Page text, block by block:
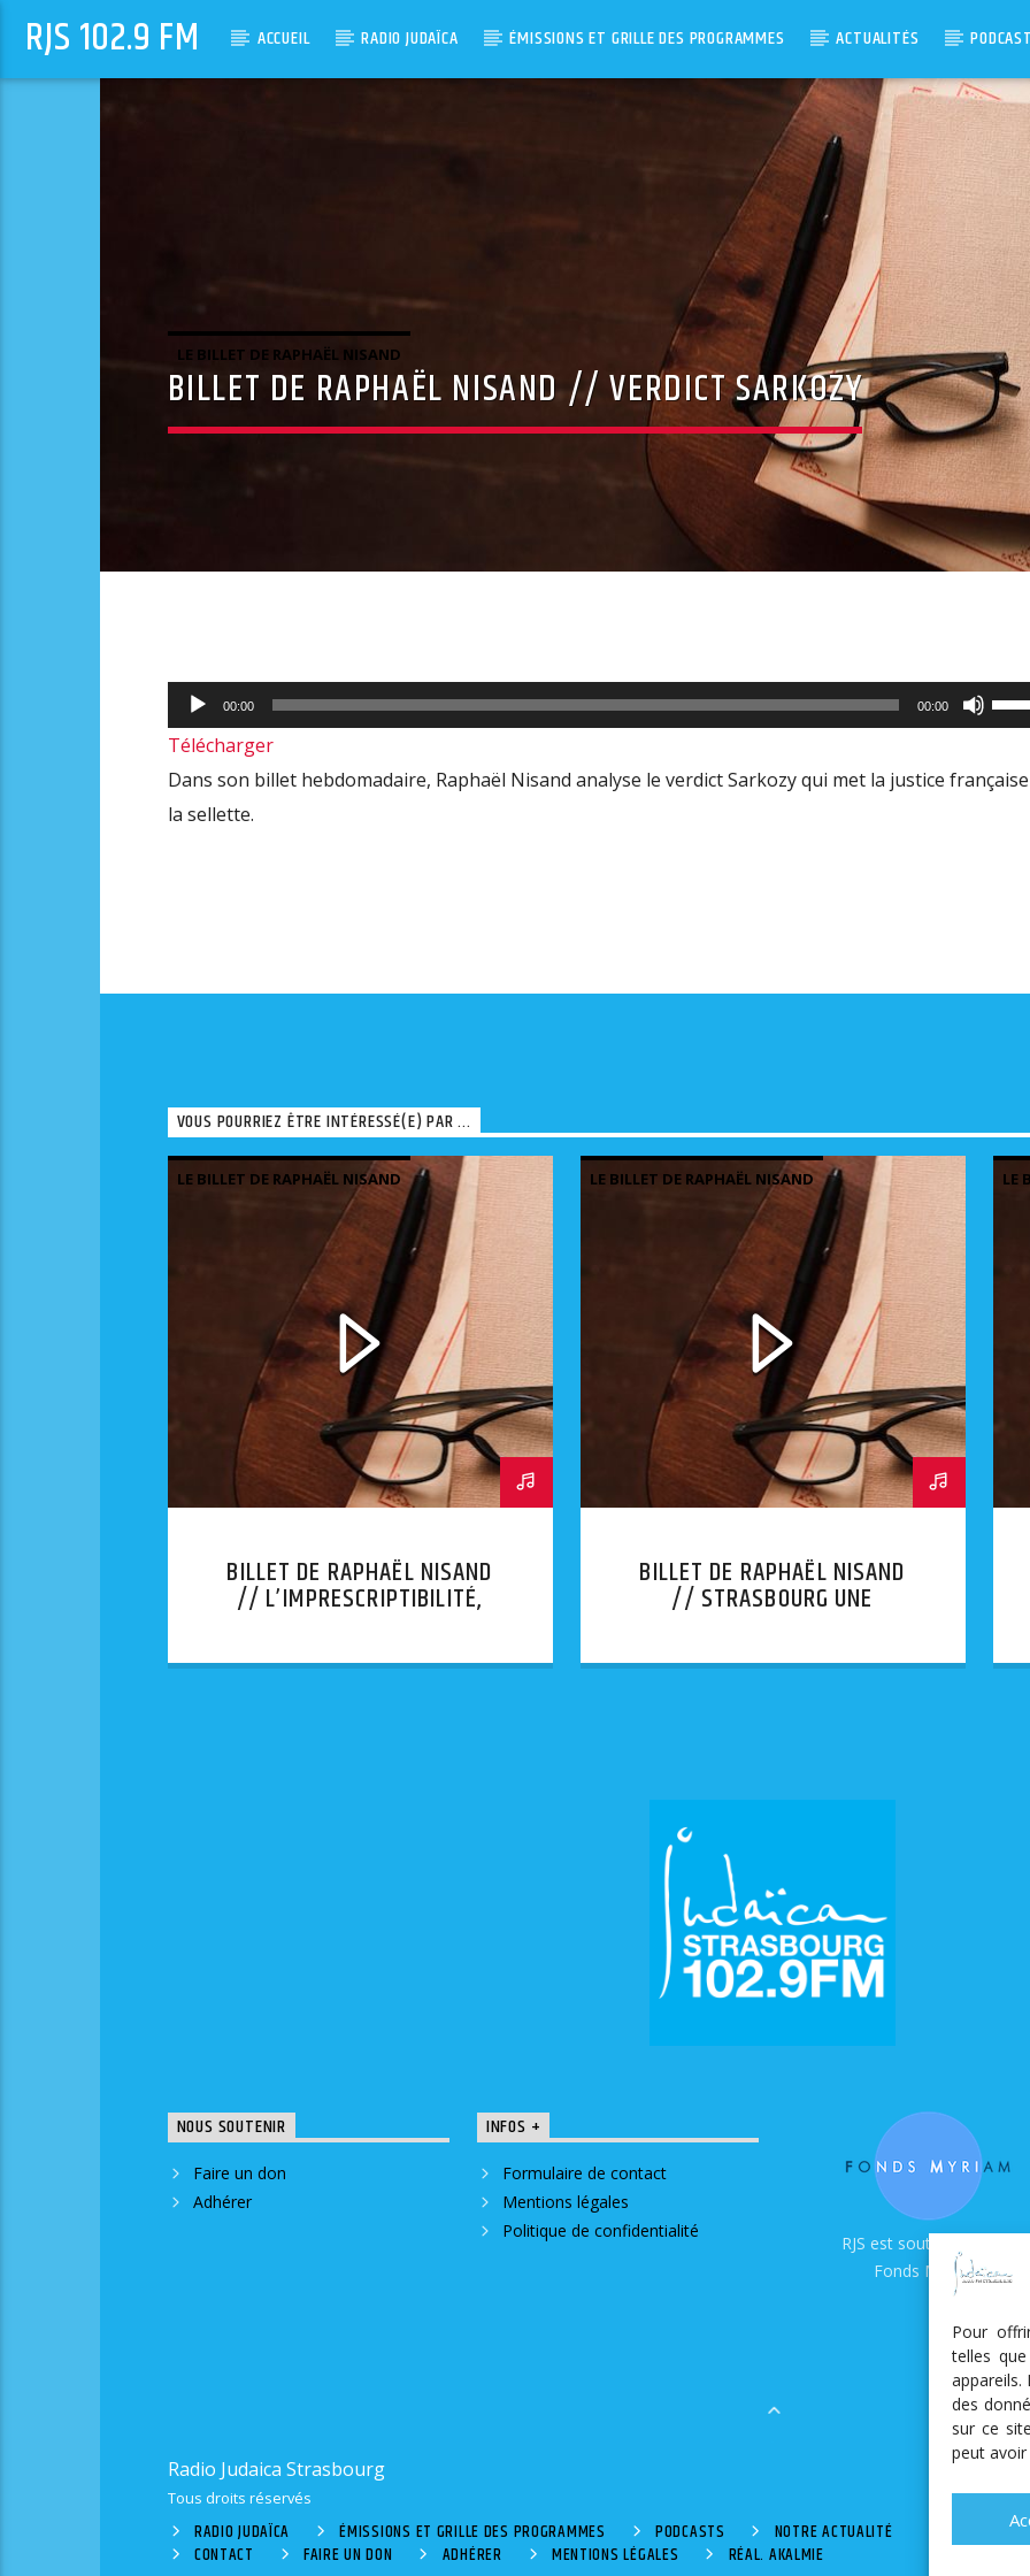
Pour
telles
des
sur ce
peut
RJS 102.9 FM ACCUEIL RADIO JUDAÏCA ÉMISSIONS ET GRILLE DES PROGRAMMES ACTUALITÉS
LE BILLET DE RAPHAËL NISAND
BILLET DE RAPHAËL NISAND // VERDICT SARKOZY
Lecteur
audio
00:00 00:00
les
Télécharger
Dans son billet hebdomadaire, Raphaël Nisand analyse le verdict Sarkozy qui met la justice
la sellette.
VOUS POURRIEZ ÊTRE INTÉRESSÉ(E) PAR ...
LE BILLET DE RAPHAËL NISAND
BILLET DE RAPHAËL NISAND
// L’IMPRESCRIPTIBILITÉ,
LE BILLET DE RAPHAËL NISAND
BILLET DE RAPHAËL NISAND
// STRASBOURG UNE
LETTRES D’UNE SYNAGOGUE.
LE
NOUS SOUTENIR
Faire un don
Adhérer
INFOS +
Formulaire de contact
Mentions légales
Politique de confidentialité
RJS est soutenue par le
Fonds Myriam
Radio Judaica Strasbourg
Tous droits réservés
RADIO JUDAÏCA ÉMISSIONS ET GRILLE DES PROGRAMMES PODCASTS
NOTRE ACTUALITÉ
CONTACT
FAIRE UN DON ADHÉRER MENTIONS LÉGALES RÉAL. AKALMIE